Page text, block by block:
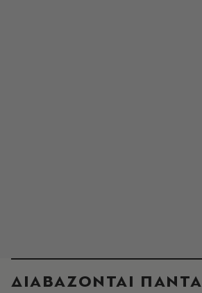
ΔΙΑΒΑΖΟΝΤΑΙ ΠΑΝΤΑ